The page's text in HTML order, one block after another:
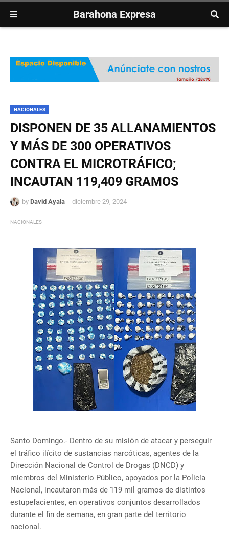
Barahona Expresa
NACIONALES
DISPONEN DE 35 ALLANAMIENTOS
Y MÁS DE 300 OPERATIVOS
CONTRA EL MICROTRÁFICO;
INCAUTAN 119,409 GRAMOS
by David Ayala diciembre 29, 2024
NACIONALES
Santo Domingo.- Dentro de su misión de atacar y perseguir
el tráfico ilícito de sustancias narcóticas, agentes de la
Dirección Nacional de Control de Drogas (DNCD) y
miembros del Ministerio Público, apoyados por la Policía
Nacional, incautaron más de 119 mil gramos de distintos
estupefacientes, en operativos conjuntos desarrollados
durante el fin de semana, en gran parte del territorio
nacional.